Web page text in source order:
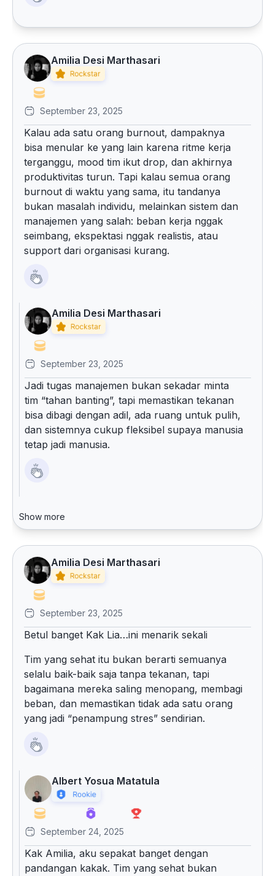
Amilia Desi Marthasari
September 23, 2025
Kalau ada satu orang burnout, dampaknya
bisa menular ke yang lain karena ritme kerja
terganggu, mood tim ikut drop, dan akhirnya
produktivitas turun. Tapi kalau semua orang
burnout di waktu yang sama, itu tandanya
bukan masalah individu, melainkan sistem dan
manajemen yang salah: beban kerja nggak
seimbang, ekspektasi nggak realistis, atau
support dari organisasi kurang.
Amilia Desi Marthasari
September 23, 2025
Jadi tugas manajemen bukan sekadar minta
tim “tahan banting”, tapi memastikan tekanan
bisa dibagi dengan adil, ada ruang untuk pulih,
dan sistemnya cukup fleksibel supaya manusia
tetap jadi manusia.
Show more
Amilia Desi Marthasari
September 23, 2025
Betul banget Kak Lia…ini menarik sekali
Tim yang sehat itu bukan berarti semuanya
selalu baik-baik saja tanpa tekanan, tapi
bagaimana mereka saling menopang, membagi
beban, dan memastikan tidak ada satu orang
yang jadi “penampung stres” sendirian.
Albert Yosua Matatula
September 24, 2025
Kak Amilia, aku sepakat banget dengan
pandangan kakak. Tim yang sehat bukan